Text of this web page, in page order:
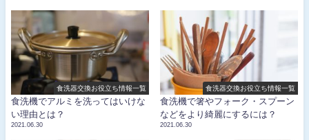
食洗器交換お役立ち情報一覧
食洗機でアルミを洗ってはいけな
い理由とは？
2021.06.30
食洗器交換お役立ち情報一覧
食洗機で箸やフォーク・スプーン
などをより綺麗にするには？
2021.06.30